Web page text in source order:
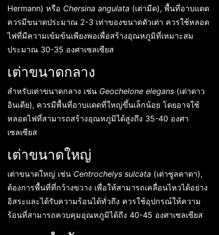
Hermann) หรือ Chersina angulata (เต่ามีด), พื้นที่อาบแดด
ควรมีขนาดประมาณ 2-3 เท่าของขนาดตัวเต่า ควรใช้หลอด
ไฟที่มีความเข้มข้นเพียงพอเพื่อสร้างอุณหภูมิที่เหมาะสม
ประมาณ 30-35 องศาเซลเซียส
เต่าขนาดกลาง
สำหรับเต่าขนาดกลาง เช่น Geochelone elegans (เต่าดาว
อินเดีย), ควรมีพื้นที่อาบแดดที่ใหญ่ขึ้นเล็กน้อย โดยอาจใช้
หลอดไฟที่สามารถสร้างอุณหภูมิได้สูงถึง 35-40 องศา
เซลเซียส
เต่าขนาดใหญ่
เต่าขนาดใหญ่ เช่น Centrochelys sulcata (เต่าซูลคาตา),
ต้องการพื้นที่ที่กว้างขวาง เพื่อให้สามารถเคลื่อนไหวได้อย่าง
อิสระและได้รับความร้อนได้ทั่วถึง ควรใช้อุปกรณ์ให้ความ
ร้อนที่สามารถควบคุมอุณหภูมิได้ถึง 40-45 องศาเซลเซียส